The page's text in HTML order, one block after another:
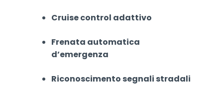
Cruise control adattivo
Frenata automatica
d’emergenza
Riconoscimento segnali stradali